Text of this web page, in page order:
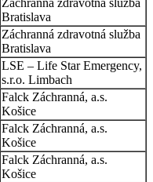
Záchranná zdravotná služba
Bratislava
Záchranná zdravotná služba
Bratislava
LSE – Life Star Emergency,
s.r.o. Limbach
Falck Záchranná, a.s.
Košice
Falck Záchranná, a.s.
Košice
Falck Záchranná, a.s.
Košice